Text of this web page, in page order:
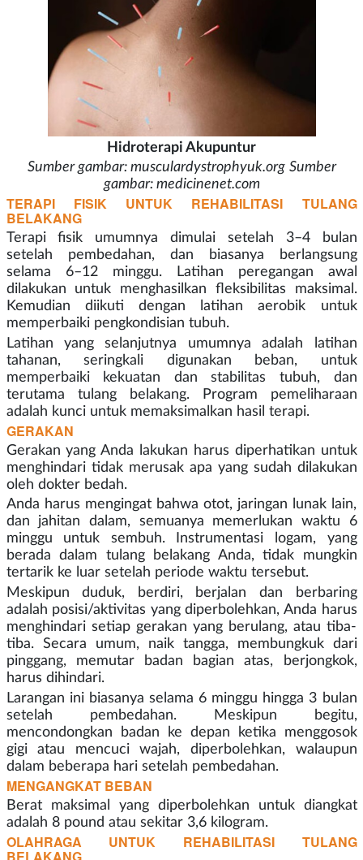
Hidroterapi Akupuntur
Sumber gambar: musculardystrophyuk.org Sumber
gambar: medicinenet.com
TERAPI FISIK UNTUK REHABILITASI TULANG
BELAKANG
Terapi fisik umumnya dimulai setelah 3–4 bulan
setelah pembedahan, dan biasanya berlangsung
selama 6–12 minggu. Latihan peregangan awal
dilakukan untuk menghasilkan fleksibilitas maksimal.
Kemudian diikuti dengan latihan aerobik untuk
memperbaiki pengkondisian tubuh.
Latihan yang selanjutnya umumnya adalah latihan
tahanan, seringkali digunakan beban, untuk
memperbaiki kekuatan dan stabilitas tubuh, dan
terutama tulang belakang. Program pemeliharaan
adalah kunci untuk memaksimalkan hasil terapi.
GERAKAN
Gerakan yang Anda lakukan harus diperhatikan untuk
menghindari tidak merusak apa yang sudah dilakukan
oleh dokter bedah.
Anda harus mengingat bahwa otot, jaringan lunak lain,
dan jahitan dalam, semuanya memerlukan waktu 6
minggu untuk sembuh. Instrumentasi logam, yang
berada dalam tulang belakang Anda, tidak mungkin
tertarik ke luar setelah periode waktu tersebut.
Meskipun duduk, berdiri, berjalan dan berbaring
adalah posisi/aktivitas yang diperbolehkan, Anda harus
menghindari setiap gerakan yang berulang, atau tiba-
tiba. Secara umum, naik tangga, membungkuk dari
pinggang, memutar badan bagian atas, berjongkok,
harus dihindari.
Larangan ini biasanya selama 6 minggu hingga 3 bulan
setelah pembedahan. Meskipun begitu,
mencondongkan badan ke depan ketika menggosok
gigi atau mencuci wajah, diperbolehkan, walaupun
dalam beberapa hari setelah pembedahan.
MENGANGKAT BEBAN
Berat maksimal yang diperbolehkan untuk diangkat
adalah 8 pound atau sekitar 3,6 kilogram.
OLAHRAGA UNTUK REHABILITASI TULANG
BELAKANG